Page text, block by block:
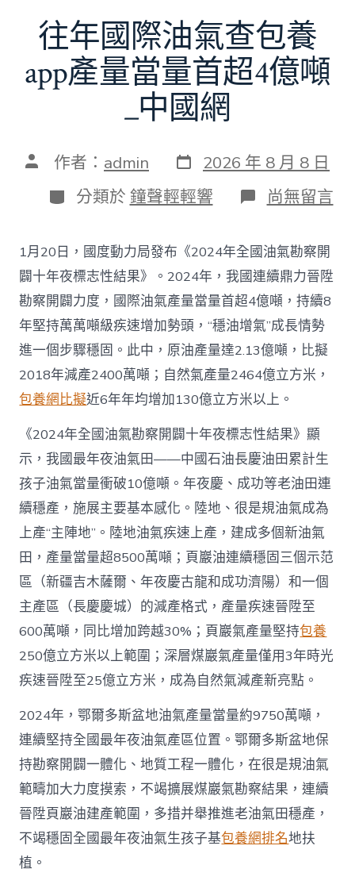
往年國際油氣查包養
app產量當量首超4億噸
_中國網
文 作者： admin 發
表
日
期
2026 年 8 月 8 日
分
類
分類於 鐘聲輕輕響 在
〈往
國
際
油
氣
查
包
養
app
產
量
當
首
超
4
億
噸
_
中
國
網〉
中
尚無留言
1月20日，國度動力局發布《2024年全國油氣勘察開
闢十年夜標志性結果》。2024年，我國連續鼎力晉陞
勘察開闢力度，國際油氣產量當量首超4億噸，持續8
年堅持萬萬噸級疾速增加勢頭，“穩油增氣”成長情勢
進一個步驟穩固。此中，原油產量達2.13億噸，比擬
2018年減產2400萬噸；自然氣產量2464億立方米，
包養網比擬近6年年均增加130億立方米以上。
《2024年全國油氣勘察開闢十年夜標志性結果》顯
示，我國最年夜油氣田——中國石油長慶油田累計生
孩子油氣當量衝破10億噸。年夜慶、成功等老油田連
續穩產，施展主要基本感化。陸地、很是規油氣成為
上產“主陣地”。陸地油氣疾速上產，建成多個新油氣
田，產量當量超8500萬噸；頁巖油連續穩固三個示范
區（新疆吉木薩爾、年夜慶古龍和成功濟陽）和一個
主產區（長慶慶城）的減產格式，產量疾速晉陞至
600萬噸，同比增加跨越30%；頁巖氣產量堅持包養
250億立方米以上範圍；深層煤巖氣產量僅用3年時光
疾速晉陞至25億立方米，成為自然氣減產新亮點。
2024年，鄂爾多斯盆地油氣產量當量約9750萬噸，
連續堅持全國最年夜油氣產區位置。鄂爾多斯盆地保
持勘察開闢一體化、地質工程一體化，在很是規油氣
範疇加大力度摸索，不竭擴展煤巖氣勘察結果，連續
晉陞頁巖油建產範圍，多措并舉推進老油氣田穩產，
不竭穩固全國最年夜油氣生孩子基包養網排名地扶
植。